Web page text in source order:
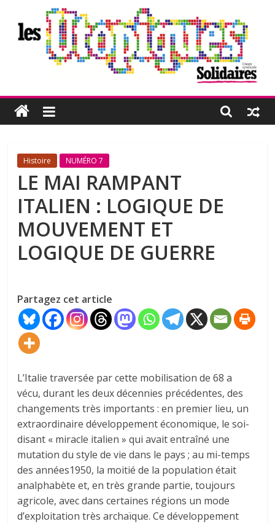
contenu
Les
Utopiques
Revue
réflexion
éditée
par
l'Union
syndicale
Solidaires
Histoire NUMÉRO 7
LE MAI RAMPANT
ITALIEN : LOGIQUE DE
MOUVEMENT ET
LOGIQUE DE GUERRE
Partagez cet article
L’Italie traversée par cette mobilisation de 68 a
vécu, durant les deux décennies précédentes, des
changements très importants : en premier lieu, un
extraordinaire développement économique, le soi-
disant « miracle italien » qui avait entraîné une
mutation du style de vie dans le pays ; au mi-temps
des années1950, la moitié de la population était
analphabète et, en très grande partie, toujours
agricole, avec dans certaines régions un mode
d’exploitation très archaïque. Ce développement